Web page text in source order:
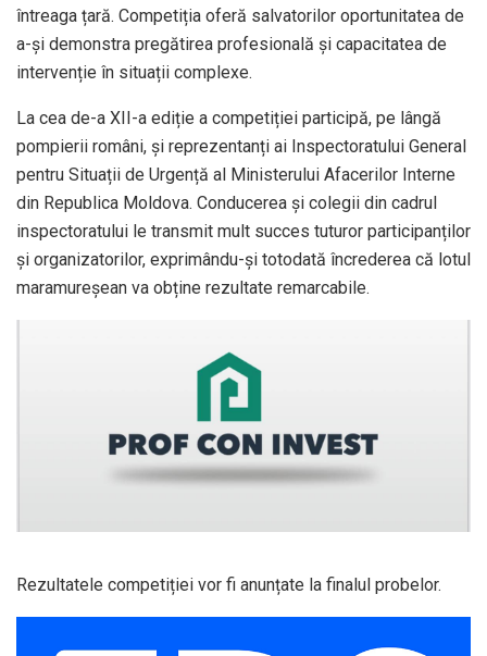
întreaga țară. Competiția oferă salvatorilor oportunitatea de
a-și demonstra pregătirea profesională și capacitatea de
intervenție în situații complexe.
La cea de-a XII-a ediție a competiției participă, pe lângă
pompierii români, și reprezentanți ai Inspectoratului General
pentru Situații de Urgență al Ministerului Afacerilor Interne
din Republica Moldova. Conducerea și colegii din cadrul
inspectoratului le transmit mult succes tuturor participanților
și organizatorilor, exprimându-și totodată încrederea că lotul
maramureșean va obține rezultate remarcabile.
Rezultatele competiției vor fi anunțate la finalul probelor.